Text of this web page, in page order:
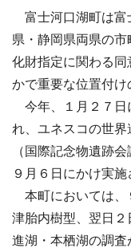
富士河口湖町は富
県・静岡県両県の
化財指定に関わる
かで重要な位置付け
今年、１月２７日
れ、ユネスコの世
（国際記念物遺跡
９月６日にかけ実
本町においては、
津胎内樹型、翌日
進湖・本栖湖の調査